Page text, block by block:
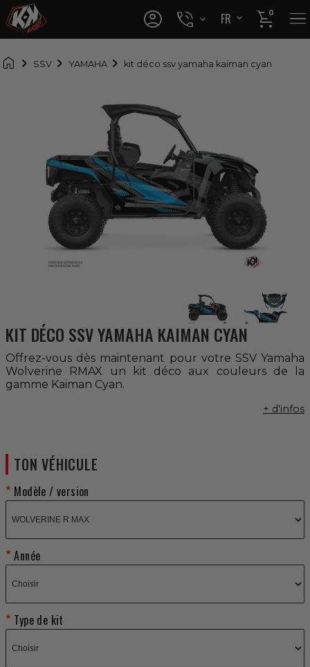
 
FR
EN

0 
 SSV YAMAHA kit déco ssv yamaha kaiman cyan
KIT DÉCO SSV YAMAHA KAIMAN CYAN
Offrez-vous dès maintenant pour votre SSV Yamaha
Wolverine RMAX un kit déco aux couleurs de la
gamme Kaiman Cyan.
+ d'infos
TON VÉHICULE
Modèle / version
Année
Type de kit